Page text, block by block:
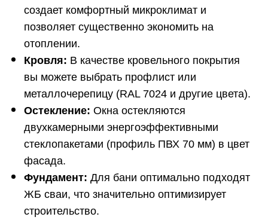
создает комфортный микроклимат и
позволяет существенно экономить на
отоплении.
Кровля: В качестве кровельного покрытия
вы можете выбрать профлист или
металлочерепицу (RAL 7024 и другие цвета).
Остекление: Окна остекляются
двухкамерными энергоэффективными
стеклопакетами (профиль ПВХ 70 мм) в цвет
фасада.
Фундамент: Для бани оптимально подходят
ЖБ сваи, что значительно оптимизирует
строительство.